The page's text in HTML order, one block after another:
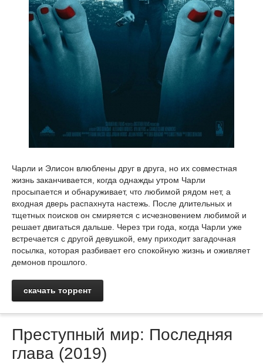
Чарли и Элисон влюблены друг в друга, но их совместная
жизнь заканчивается, когда однажды утром Чарли
просыпается и обнаруживает, что любимой рядом нет, а
входная дверь распахнута настежь. После длительных и
тщетных поисков он смиряется с исчезновением любимой и
решает двигаться дальше. Через три года, когда Чарли уже
встречается с другой девушкой, ему приходит загадочная
посылка, которая разбивает его спокойную жизнь и оживляет
демонов прошлого.
скачать торрент
Преступный мир: Последняя
глава (2019)